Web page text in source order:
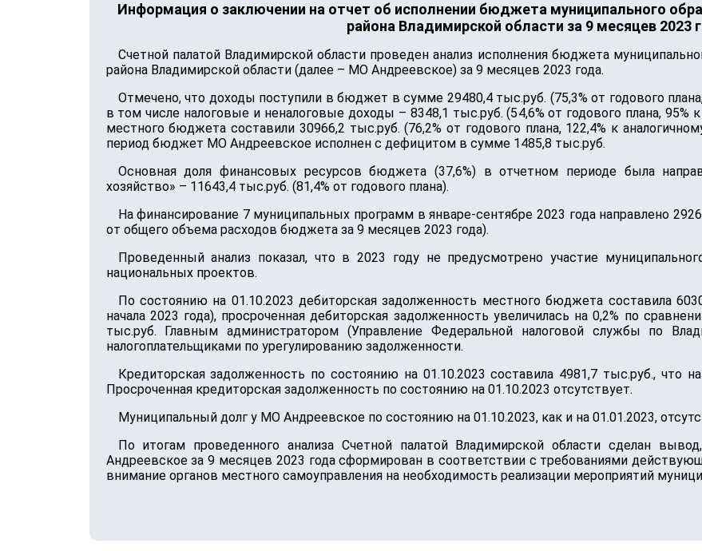
Информация о заключении на отчет об исполнении бюджета муниципального
района Владимирской области за 9 месяцев 2023
Счетной палатой Владимирской области проведен анализ исполнения бюджета
района Владимирской области (далее – МО Андреевское) за 9 месяцев 2023 года.
Отмечено, что доходы поступили в бюджет в сумме 29480,4 тыс.руб. (75,3% от годового
в том числе налоговые и неналоговые доходы – 8348,1 тыс.руб. (54,6% от годового плана, 95%
местного бюджета составили 30966,2 тыс.руб. (76,2% от годового плана, 122,4% к
период бюджет МО Андреевское исполнен с дефицитом в сумме 1485,8 тыс.руб.
Основная доля финансовых ресурсов бюджета (37,6%) в отчетном периоде была
хозяйство» – 11643,4 тыс.руб. (81,4% от годового плана).
На финансирование 7 муниципальных программ в январе-сентябре 2023 года направлено
от общего объема расходов бюджета за 9 месяцев 2023 года).
Проведенный анализ показал, что в 2023 году не предусмотрено участие
национальных проектов.
По состоянию на 01.10.2023 дебиторская задолженность местного бюджета составила
начала 2023 года), просроченная дебиторская задолженность увеличилась на 0,2% по
тыс.руб. Главным администратором (Управление Федеральной налоговой службы по
налогоплательщиками по урегулированию задолженности.
Кредиторская задолженность по состоянию на 01.10.2023 составила 4981,7 тыс.руб., что
Просроченная кредиторская задолженность по состоянию на 01.10.2023 отсутствует.
Муниципальный долг у МО Андреевское по состоянию на 01.10.2023, как и на 01.01.2023,
По итогам проведенного анализа Счетной палатой Владимирской области сделан
Андреевское за 9 месяцев 2023 года сформирован в соответствии с требованиями
внимание органов местного самоуправления на необходимость реализации мероприятий